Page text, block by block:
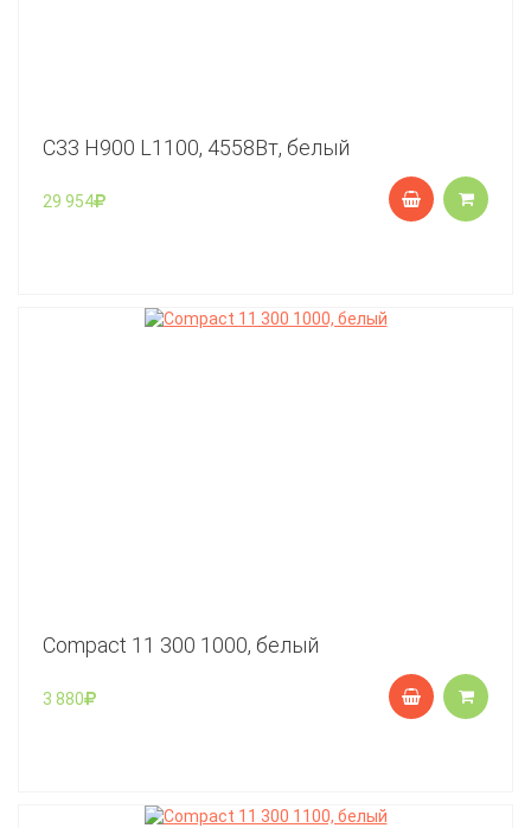
C33 Н900 L1100, 4558Вт, белый
29 954
Compact 11 300 1000, белый
3 880